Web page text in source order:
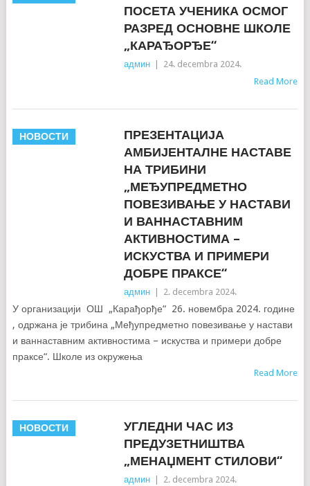
ПОСЕТА УЧЕНИКА ОСМОГ
РАЗРЕД ОСНОВНЕ ШКОЛЕ
„КАРАЂОРЂЕ“
админ
24. decembra 2024.
Read More
НОВОСТИ
ПРЕЗЕНТАЦИЈА
АМБИЈЕНТАЛНЕ НАСТАВЕ
НА ТРИБИНИ
„МЕЂУПРЕДМЕТНО
ПОВЕЗИВАЊЕ У НАСТАВИ
И ВАННАСТАВНИМ
АКТИВНОСТИМА –
ИСКУСТВА И ПРИМЕРИ
ДОБРЕ ПРАКСЕ“
админ 2. decembra 2024.
У организацији ОШ „Карађорђе“ 26. новембра 2024. године
, одржана је трибина „Међупредметно повезивање у настави
и ваннаставним активностима – искуства и примери добре
праксе“. Школе из окружења
Read More
НОВОСТИ
УГЛЕДНИ ЧАС ИЗ
ПРЕДУЗЕТНИШТВА
„МЕНАЏМЕНТ СТИЛОВИ“
админ 2. decembra 2024.